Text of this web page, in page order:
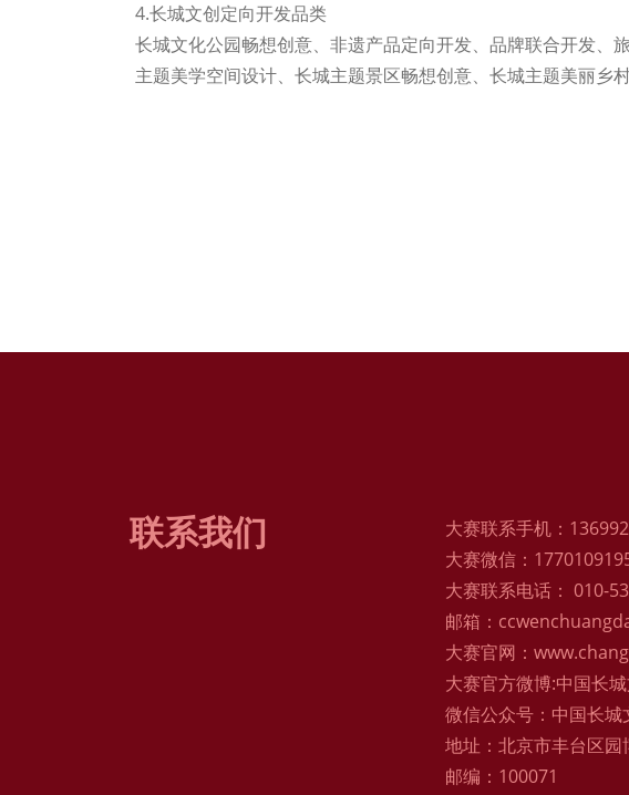
4.长城文创定向开发品类
长城文化公园畅想创意、非遗产品定向开发、品牌联合开发
主题美学空间设计、长城主题景区畅想创意、长城主题美丽乡
联系我们
大赛联系手机：
大赛微信：
大赛联系电话： 010-
邮箱：
大赛官网：
大赛官方微博:中国长
微信公众号：中国长
地址：北京市丰台区
邮编：100071